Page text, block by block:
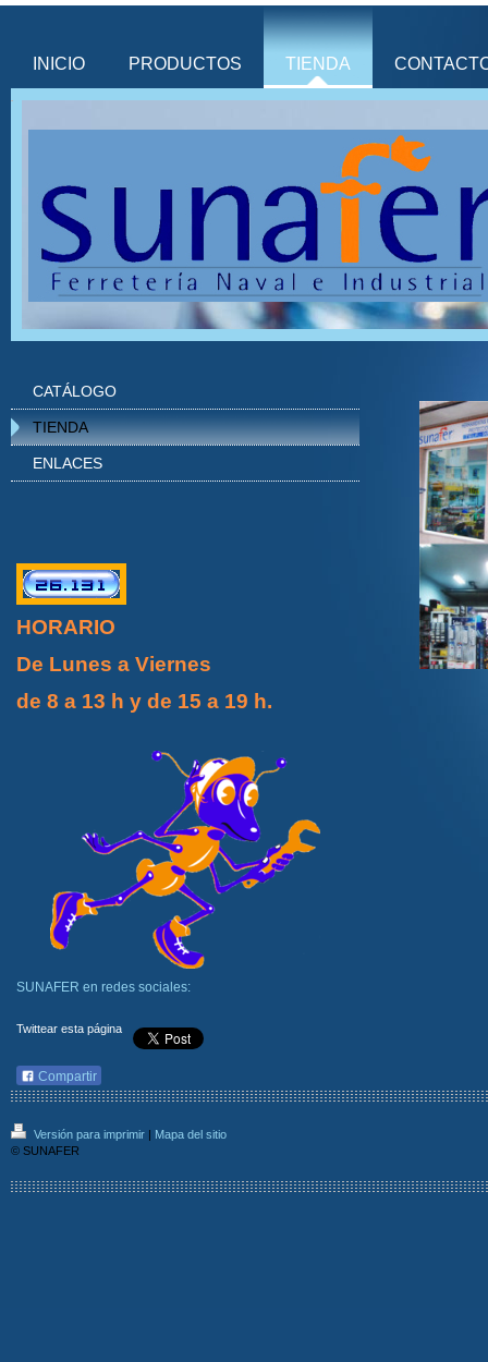
INICIO PRODUCTOS TIENDA
CATÁLOGO
TIENDA
ENLACES
HORARIO
De Lunes a Viernes
de 8 a 13 h y de 15 a 19 h.
SUNAFER en redes sociales:
Twittear esta página
Compartir
Versión para imprimir | Mapa del sitio
© SUNAFER